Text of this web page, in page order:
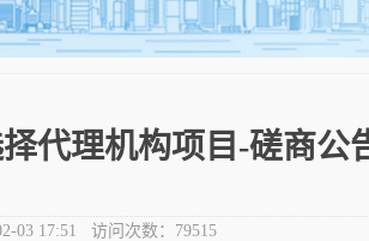
代理机构项目-磋商公
03 17:51 访问次数： 79515